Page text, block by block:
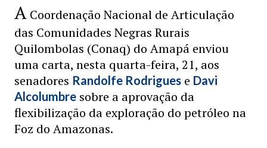
A Coordenação Nacional de Articulação
das Comunidades Negras Rurais
Quilombolas (Conaq) do Amapá enviou
uma carta, nesta quarta-feira, 21, aos
senadores Randolfe Rodrigues e Davi
Alcolumbre sobre a aprovação da
flexibilização da exploração do petróleo na
Foz do Amazonas.